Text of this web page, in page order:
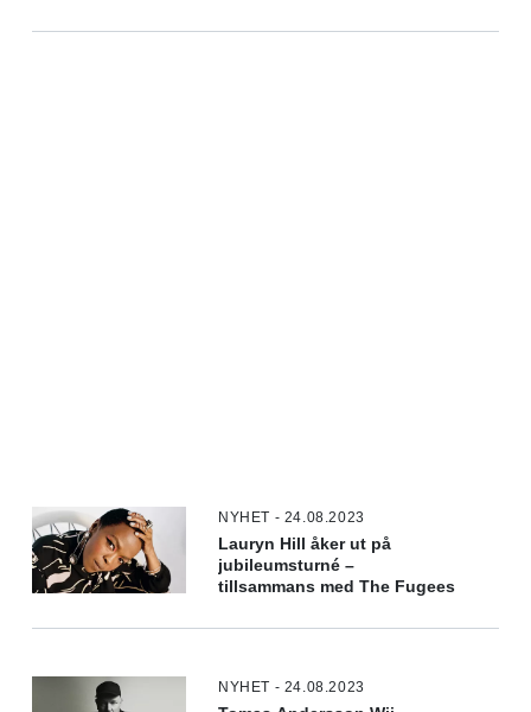
NYHET - 24.08.2023
Lauryn Hill åker ut på
jubileumsturné –
tillsammans med The Fugees
NYHET - 24.08.2023